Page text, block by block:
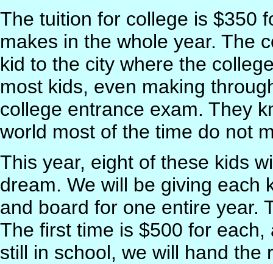
The tuition for college is $350
makes in the whole year. The
kid to the city where the
most kids, even making
college entrance exam. They
world most of the time do not
This year, eight of these kids
dream. We will be giving each
and board for one entire year.
The first time is $500 for
still in school, we will hand the